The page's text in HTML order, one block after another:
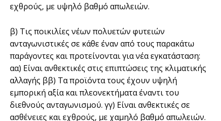
εχθρούς, µε υψηλό βαθµό απωλειών.
β) Τις ποικιλίες νέων πολυετών φυτειών
ανταγωνιστικές σε κάθε έναν από τους παρακάτω
παράγοντες και προτείνονται για νέα εγκατάσταση:
αα) Είναι ανθεκτικές στις επιπτώσεις της κλιµατικής
αλλαγής ββ) Τα προϊόντα τους έχουν υψηλή
εµπορική αξία και πλεονεκτήµατα έναντι του
διεθνούς ανταγωνισµού. γγ) Είναι ανθεκτικές σε
ασθένειες και εχθρούς, µε χαµηλό βαθµό απωλειών.